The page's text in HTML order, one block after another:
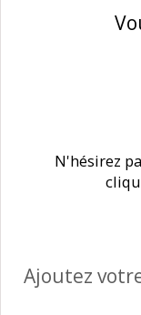
N'hésirez
Ajoutez